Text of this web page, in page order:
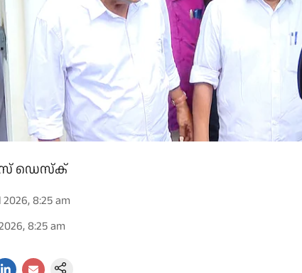
ഡെസ്ക്
2026, 8:25 am
8:25 am